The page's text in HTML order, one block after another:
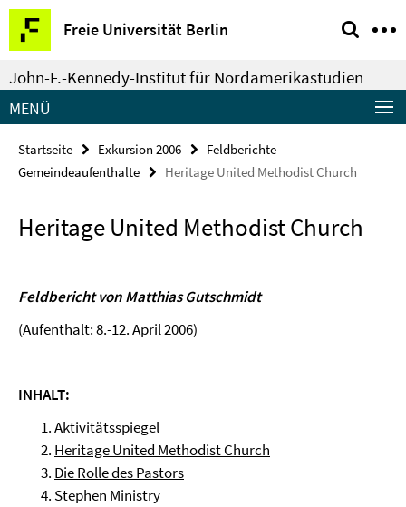
Springe
direkt
zu
Inhalt
Freie Universität Berlin
Service-
Navigation
John-F.-Kennedy-Institut für Nordamerikastudien
MENÜ
Startseite Exkursion 2006
Feldberichte
Gemeindeaufenthalte
Heritage United Methodist Church
Heritage United Methodist Church
Feldbericht von Matthias Gutschmidt
(Aufenthalt: 8.-12. April 2006)
INHALT:
Aktivitätsspiegel
Heritage United Methodist Church
Die Rolle des Pastors
Stephen Ministry